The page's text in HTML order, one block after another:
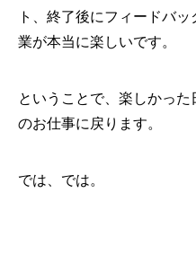
ト、終了後にフィードバ
業が本当に楽しいです。
ということで、楽しかっ
のお仕事に戻ります。
では、では。